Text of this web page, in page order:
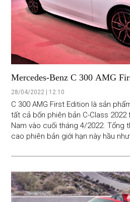
Mercedes-Benz C 300 AMG
2,399 tỷ đồng có được khách
28/04/2022 | 12:10
C 300 AMG First Edition là sản
tất cả bốn phiên bản C-Class
Nam vào cuối tháng 4/2022. Tổng
cao phiên bản giới hạn này hầu
lại nét đơn giản có phần nhàm
thế hệ trước.